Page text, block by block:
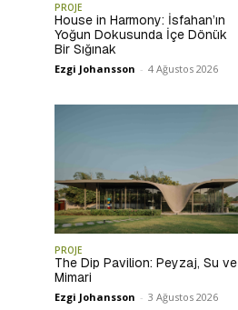
PROJE
House in Harmony: İsfahan’ın
Yoğun Dokusunda İçe Dönük
Bir Sığınak
Ezgi Johansson - 4 Ağustos 2026
PROJE
The Dip Pavilion: Peyzaj, Su ve
Mimari
Ezgi Johansson - 3 Ağustos 2026